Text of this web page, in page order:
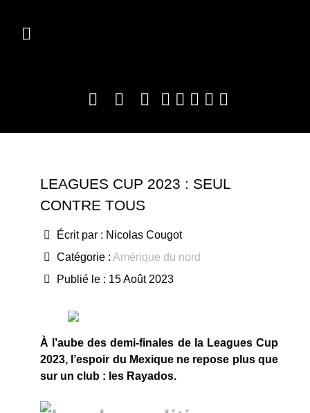
LEAGUES CUP 2023 : SEUL
CONTRE TOUS
Écrit par : Nicolas Cougot
Catégorie : Amérique du nord
Publié le : 15 Août 2023
À l’aube des demi-finales de la Leagues Cup
2023, l’espoir du Mexique ne repose plus que
sur un club : les Rayados.